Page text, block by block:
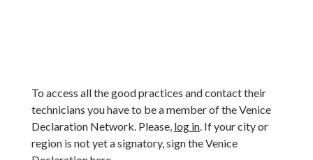
To access all the good practices and contact their
technicians you have to be a member of the Venice
Declaration Network. Please, log in. If your city or
region is not yet a signatory, sign the Venice